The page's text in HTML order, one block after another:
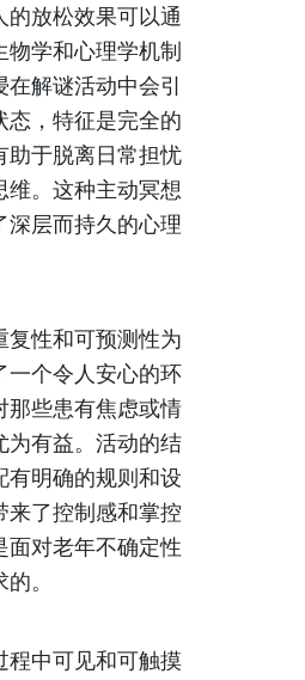
的放松效果可以通
物学和心理学机制
在解谜活动中会引
态，特征是完全的
助于脱离日常担忧
维。这种主动冥想
深层而持久的心理
复性和可预测性为
一个令人安心的环
那些患有焦虑或情
为有益。活动的结
有明确的规则和设
来了控制感和掌控
面对老年不确定性
。
程中可见和可触摸